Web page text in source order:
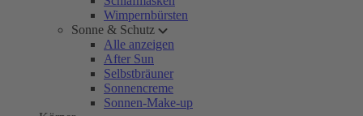
Wimpernbürsten
Sonne & Schutz
Alle anzeigen
After Sun
Selbstbräuner
Sonnencreme
Sonnen-Make-up